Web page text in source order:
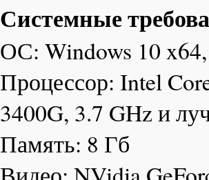
Системные
ОС: Windows 10
Процессор: Intel
3400G, 3.7 GHz и
Память: 8 Гб